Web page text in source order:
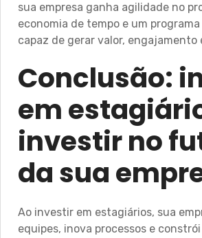
sua empresa ganha agilidade no
economia de tempo e um
capaz de gerar valor, engajamento
Conclusão:
em
investir no
da sua
Ao investir em estagiários, sua
equipes, inova processos e